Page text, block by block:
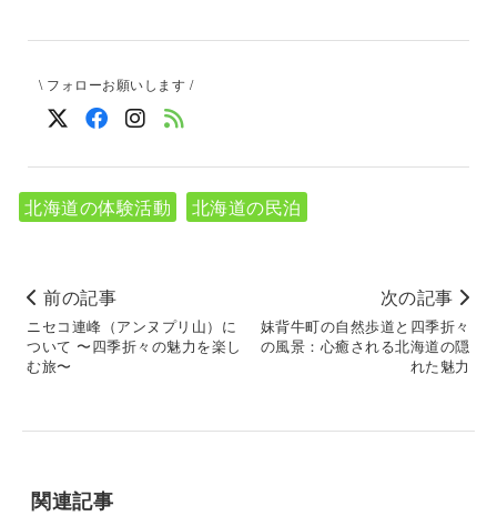
\ フォローお願いします /
北海道の体験活動 北海道の民泊
前の記事
ニセコ連峰（アンヌプリ山）に
ついて 〜四季折々の魅力を楽し
む旅〜
次の記事
妹背牛町の自然歩道と四季折々
の風景：心癒される北海道の隠
れた魅力
関連記事